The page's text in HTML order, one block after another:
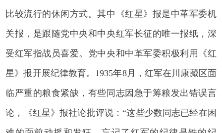
比较流行的休闲方式。其中《红星》报是中革军委机
关报，是跟随党中央和中央红军长征的唯一报纸，深
受红军指战员喜爱。党中央和中革军委积极利用《红
星》报开展纪律教育。1935年8月，红军在川康藏区面
临严重的粮食紧缺，有些同志因急于筹粮发出错误言
论，《红星》报社论批评说：“这些少数同志已经在困